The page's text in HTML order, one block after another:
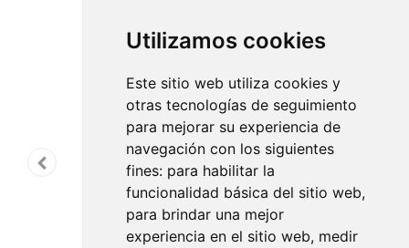
Utilizamos cookies
Este sitio web utiliza cookies y
otras tecnologías de seguimiento
para mejorar su experiencia de
navegación con los siguientes
fines: para habilitar la
funcionalidad básica del sitio web,
para brindar una mejor
experiencia en el sitio web, medir